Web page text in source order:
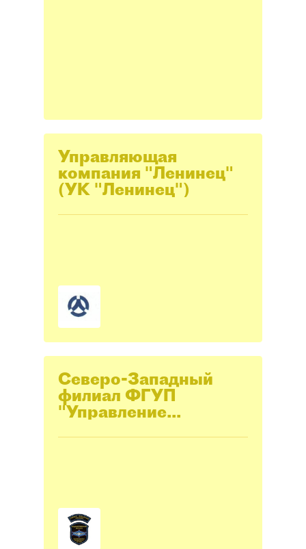
Управляющая
компания "Ленинец"
(УК "Ленинец")
Северо-Западный
филиал ФГУП
"Управление
охраны